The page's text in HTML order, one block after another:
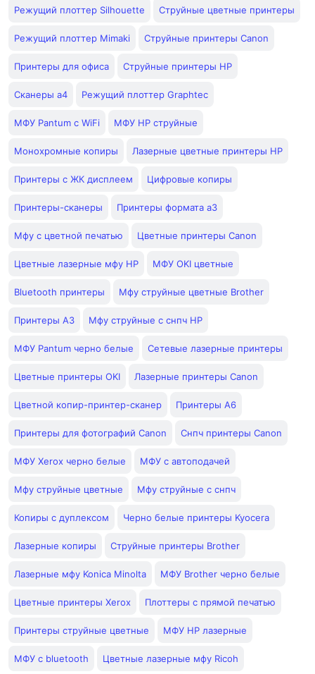
Режущий плоттер Silhouette Струйные цветные принтеры
Режущий плоттер Mimaki Струйные принтеры Canon
Принтеры для офиса Струйные принтеры HP
Сканеры а4 Режущий плоттер Graphtec
МФУ Pantum с WiFi МФУ HP струйные
Монохромные копиры Лазерные цветные принтеры HP
Принтеры с ЖК дисплеем Цифровые копиры
Принтеры-сканеры Принтеры формата а3
Мфу с цветной печатью Цветные принтеры Canon
Цветные лазерные мфу HP МФУ OKI цветные
Bluetooth принтеры Мфу струйные цветные Brother
Принтеры A3 Мфу струйные с снпч HP
МФУ Pantum черно белые Сетевые лазерные принтеры
Цветные принтеры OKI Лазерные принтеры Canon
Цветной копир-принтер-сканер Принтеры A6
Принтеры для фотографий Canon Снпч принтеры Canon
МФУ Xerox черно белые МФУ с автоподачей
Мфу струйные цветные Мфу струйные с снпч
Копиры с дуплексом Черно белые принтеры Kyocera
Лазерные копиры Струйные принтеры Brother
Лазерные мфу Konica Minolta МФУ Brother черно белые
Цветные принтеры Xerox Плоттеры с прямой печатью
Принтеры струйные цветные МФУ HP лазерные
МФУ с bluetooth Цветные лазерные мфу Ricoh